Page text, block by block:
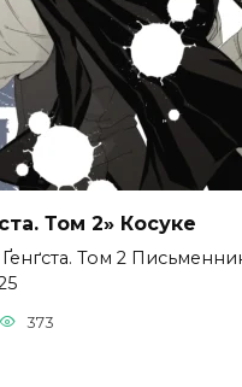
Том 2» Косуке
Том 2
373